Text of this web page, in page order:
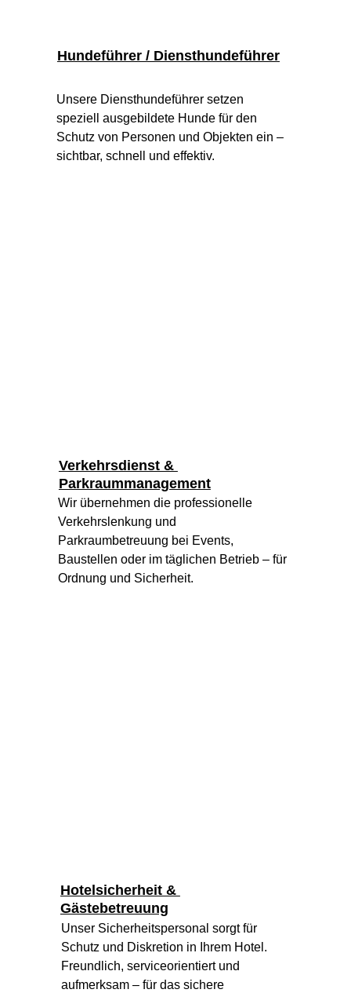
Hundeführer / Diensthundeführer
Unsere Diensthundeführer setzen
speziell ausgebildete Hunde für den
Schutz von Personen und Objekten ein –
sichtbar, schnell und effektiv.
Verkehrsdienst &
Parkraummanagement
Wir übernehmen die professionelle
Verkehrslenkung und
Parkraumbetreuung bei Events,
Baustellen oder im täglichen Betrieb – für
Ordnung und Sicherheit.
Unser Sicherheitspersonal sorgt für
Schutz und Diskretion in Ihrem Hotel.
Freundlich, serviceorientiert und
aufmerksam – für das sichere
Hotelsicherheit &
Gästebetreuung